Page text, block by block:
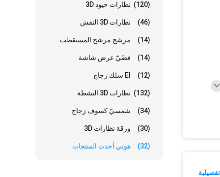
نظارات حيود 3D (120)
نظارات 3D النقش (46)
مرشح مرشح المستقطب (14)
فضّيّ عرض شاشة (14)
El سلك زجاج (12)
نظارات 3D النشطة (132)
شمسيّ كسوف زجاج (34)
ورقة نظارات 3D (30)
هوني أحدث المنتجات (32)